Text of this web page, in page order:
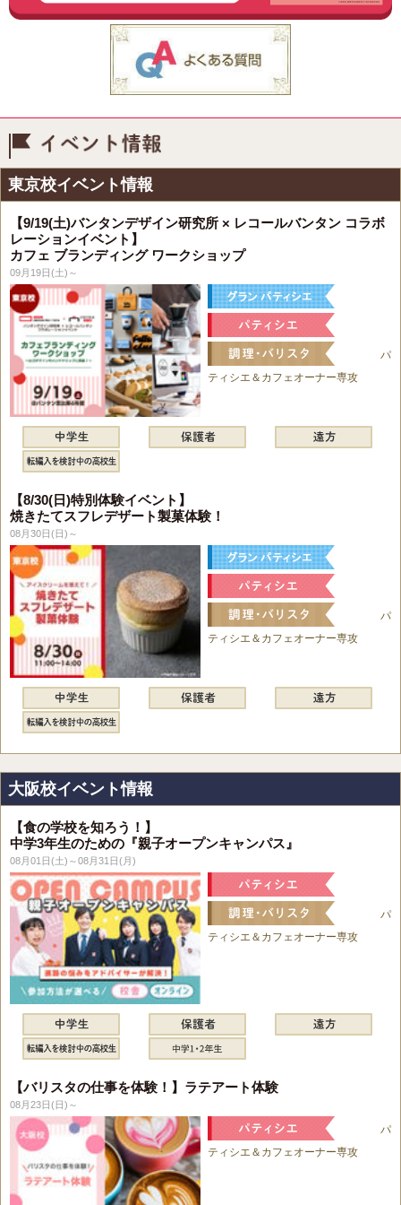
東京校イベント情報
【9/19(土)バンタンデザイン研究所 × レコールバンタン コラボ
レーションイベント】
カフェ ブランディング ワークショップ
09月19日(土)～
パ
ティシエ＆カフェオーナー専攻
【8/30(日)特別体験イベント】
焼きたてスフレデザート製菓体験！
08月30日(日)～
パ
ティシエ＆カフェオーナー専攻
大阪校イベント情報
【食の学校を知ろう！】
中学3年生のための『親子オープンキャンパス』
08月01日(土)～08月31日(月)
パ
ティシエ＆カフェオーナー専攻
【バリスタの仕事を体験！】ラテアート体験
08月23日(日)～
パ
ティシエ＆カフェオーナー専攻